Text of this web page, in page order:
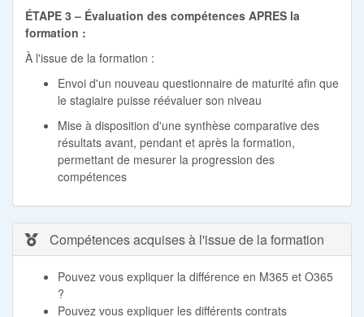
ÉTAPE 3 – Évaluation des compétences APRES la
formation :
À l'issue de la formation :
Envoi d'un nouveau questionnaire de maturité afin que
le stagiaire puisse réévaluer son niveau
Mise à disposition d'une synthèse comparative des
résultats avant, pendant et après la formation,
permettant de mesurer la progression des
compétences
Compétences acquises à l'issue de la formation
Pouvez vous expliquer la différence en M365 et O365
?
Pouvez vous expliquer les différents contrats